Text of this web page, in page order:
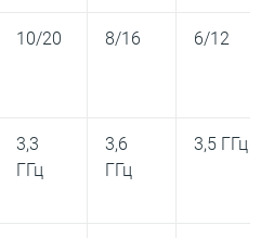
10/20 8/16 6/12
3,3
ГГц
3,6
ГГц
3,5 ГГц